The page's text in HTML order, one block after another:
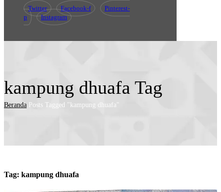
Twitter Facebook-f
Pinterest-
p
Instagram
kampung dhuafa Tag
Beranda Posts Tagged "kampung dhuafa"
Tag: kampung dhuafa